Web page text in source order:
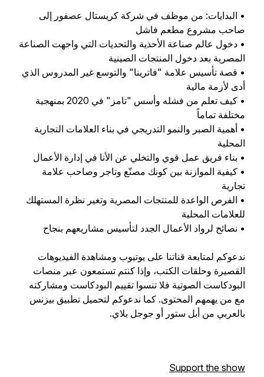
• البدايات: من موظف في شركة كريستال عصفور إلى
صاحب مشروع مطعم فاشل
• دخول عالم صناعة الأحذية والتحديات التي واجهت الصناعة
المصرية بعد دخول المنتجات الصينية
• قصة تأسيس علامة "فاترينا" والتوسع غير المدروس الذي
أدى لأزمة مالية
• كيف تعلم من فشله وأسس "تامز" في 2020 بمنهجية
مختلفة تماماً
• أهمية الصبر والنمو التدريجي في بناء العلامات التجارية
المحلية
• بناء فريق عمل قوي والتخلي عن الأنا في إدارة الأعمال
• كيفية الموازنة بين كونك مصنّع وتاجر وصاحب علامة
تجارية
• الفرص الواعدة للمنتجات المصرية وتغير نظرة المستهلك
للعلامات المحلية
• نصائح لرواد الأعمال الجدد لتأسيس مشاريعهم بنجاح
ندعوكم لمتابعة قناتنا على يوتيوب ومشاهدة الفيديوهات
القصيرة وحلقات الكتب، وإذا كنتم تستمعون عبر منصات
البودكاست الصوتية فلا تنسوا تقييم البودكاست ومشاركته
مع من يهمهم المحتوى. كما ندعوكم لتحميل تطبيق بيزنس
بالعربي من أبل ستور أو جوجل بلاي.
Support the show